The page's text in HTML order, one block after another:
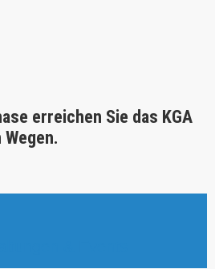
erreichen Sie das KGA